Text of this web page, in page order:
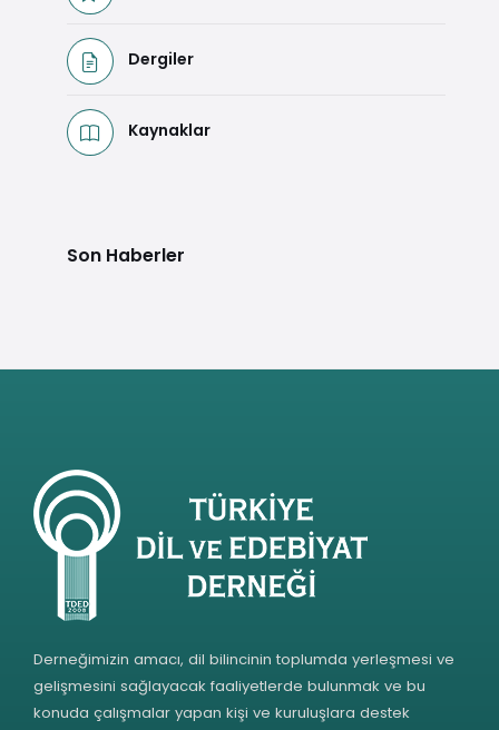
Dergiler
Kaynaklar
Son Haberler
Derneğimizin amacı, dil bilincinin toplumda yerleşmesi ve
gelişmesini sağlayacak faaliyetlerde bulunmak ve bu
konuda çalışmalar yapan kişi ve kuruluşlara destek